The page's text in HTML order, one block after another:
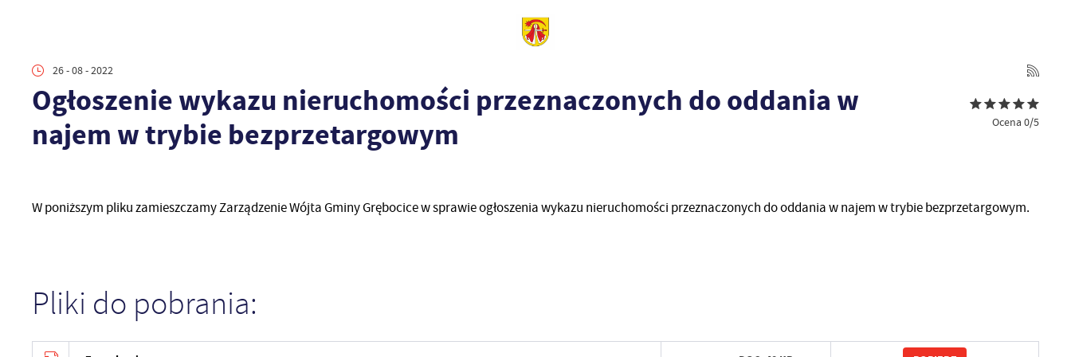
26 - 08 - 2022
Ogłoszenie wykazu nieruchomości przeznaczonych do oddania w
najem w trybie bezprzetargowym
Ocena 0/5
W poniższym pliku zamieszczamy Zarządzenie Wójta Gminy Grębocice w sprawie ogłoszenia wykazu nieruchomości przeznaczonych do oddania w najem w trybie bezprzetargowym.
Pliki do pobrania: